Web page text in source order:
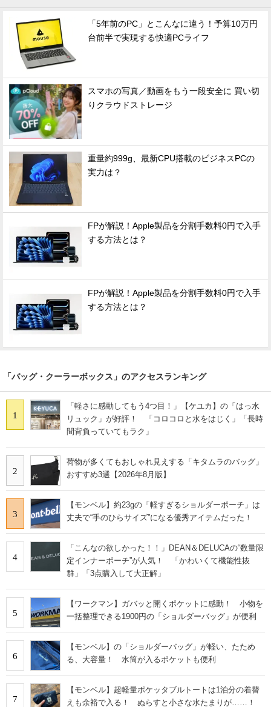
「5年前のPC」とこんなに違う！予算10万円
台前半で実現する快適PCライフ
スマホの写真／動画をもう一段安全に 買い切
りクラウドストレージ
重量約999g、最新CPU搭載のビジネスPCの
実力は？
FPが解説！Apple製品を分割手数料0円で入手
する方法とは？
FPが解説！Apple製品を分割手数料0円で入手
する方法とは？
「バッグ・クーラーボックス」のアクセスランキング
1
「軽さに感動してもう4つ目！」【ケユカ】の「はっ水
リュック」が好評！ 「コロコロと水をはじく」「長時
間背負っていてもラク」
2
荷物が多くてもおしゃれ見えする「キタムラのバッグ」
おすすめ3選【2026年8月版】
3
【モンベル】約23gの「軽すぎるショルダーポーチ」は
丈夫で“手のひらサイズ”になる優秀アイテムだった！
4
「こんなの欲しかった！！」DEAN＆DELUCAの“数量限
定インナーポーチ”が人気！ 「かわいくて機能性抜
群」「3点購入して大正解」
5
【ワークマン】ガバッと開くポケットに感動！ 小物を
一括整理できる1900円の「ショルダーバッグ」が便利
6
【モンベル】の「ショルダーバッグ」が軽い、たため
る、大容量！ 水筒が入るポケットも便利
7
【モンベル】超軽量ポケッタブルトートは1泊分の着替
えも余裕で入る！ ぬらすと小さな水たまりが……！